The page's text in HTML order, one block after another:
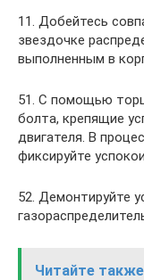
11. Добейтесь
звездочке
выполненным в
51. С помощью
болта, крепящие
двигателя. В
фиксируйте
52. Демонтируйте
Читайте